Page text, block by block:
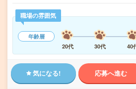
職場の雰囲気
年齢層
20代
30代 40
気になる! 応募へ進む